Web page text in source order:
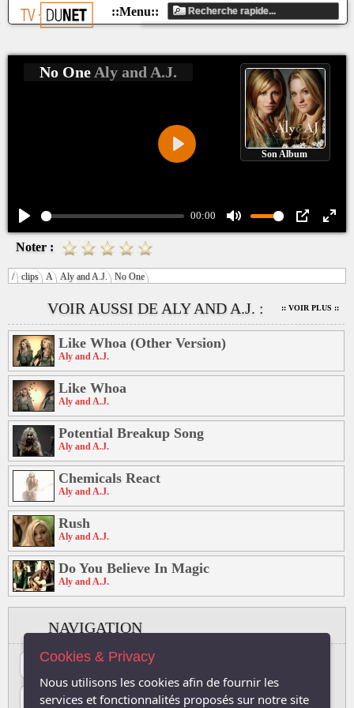
Play
00:00
Mute PIP
Play
No One Aly and A.J.
Son Album
/ clips A Aly and A.J. No One
VOIR AUSSI DE ALY AND A.J. : :: VOIR PLUS ::
Like Whoa (Other Version)
Aly and A.J.
Like Whoa
Aly and A.J.
Potential Breakup Song
Aly and A.J.
Chemicals React
Aly and A.J.
Rush
Aly and A.J.
Do You Believe In Magic
Aly and A.J.
NAVIGATION
A B C D
L M N O P Q R S T U
Noter :
Cookies & Privacy
Nous utilisons les cookies afin de fournir les
services et fonctionnalités proposés sur notre site